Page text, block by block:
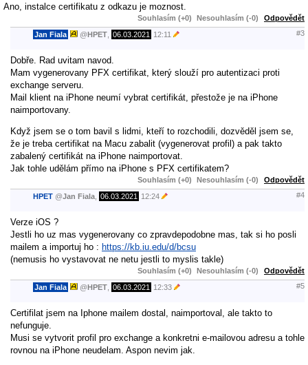
Ano, instalce certifikatu z odkazu je moznost.
Souhlasím (+0) Nesouhlasím (-0) Odpovědět
Jan Fiala @HPET 06.03.2021 12:11 #3
Dobře. Rad uvitam navod.
Mam vygenerovany PFX certifikat, který slouží pro autentizaci proti
exchange serveru.
Mail klient na iPhone neumí vybrat certifikát, přestože je na iPhone
naimportovany.
Když jsem se o tom bavil s lidmi, kteří to rozchodili, dozvěděl jsem se,
že je treba certifikat na Macu zabalit (vygenerovat profil) a pak takto
zabalený certifikát na iPhone naimportovat.
Jak tohle udělám přímo na iPhone s PFX certifikatem?
Souhlasím (+0) Nesouhlasím (-0) Odpovědět
HPET @Jan Fiala 06.03.2021 12:24 #4
Verze iOS ?
Jestli ho uz mas vygenerovany co zpravdepodobne mas, tak si ho posli
mailem a importuj ho : https://kb.iu.edu/d/bcsu
(nemusis ho vystavovat ne netu jestli to myslis takle)
Souhlasím (+0) Nesouhlasím (-0) Odpovědět
Jan Fiala @HPET 06.03.2021 12:33 #5
Certifilat jsem na Iphone mailem dostal, naimportoval, ale takto to
nefunguje.
Musi se vytvorit profil pro exchange a konkretni e-mailovou adresu a tohle
rovnou na iPhone neudelam. Aspon nevim jak.